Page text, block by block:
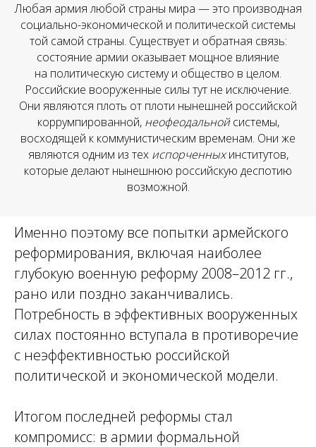
Любая армия любой страны мира — это производная
социально-экономической и политической системы
той самой страны. Существует и обратная связь:
состояние армии оказывает мощное влияние
на политическую систему и общество в целом.
Российские вооруженные силы тут не исключение.
Они являются плоть от плоти нынешней российской
коррумпированной, неофеодальнойсистемы,
восходящей к коммунистическим временам. Они же
являются одним из тех испорченныхинститутов,
которые делают нынешнюю российскую деспотию
возможной.
Именно поэтому все попытки армейского
реформирования, включая наиболее
глубокую военную реформу 2008–2012 гг.,
рано или поздно заканчивались.
Потребность в эффективных вооруженных
силах постоянно вступала в противоречие
с неэффективностью российской
политической и экономической модели.
Итогом последней реформы стал
компромисс: в армии формальной